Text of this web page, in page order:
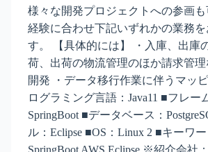
様々な開発プロジェクトへの参画
経験に合わせ下記いずれかの業務を
す。 【具体的には】 ・入庫、出庫
荷、出荷の物流管理のほか請求管
開発 ・データ移行作業に伴うマッ
ログラミング言語：Java11 ■フレー
SpringBoot ■データベース：
ル：Eclipse ■OS：Linux 2 ■キーワー
SpringBoot AWS Eclipse ※紹介会社